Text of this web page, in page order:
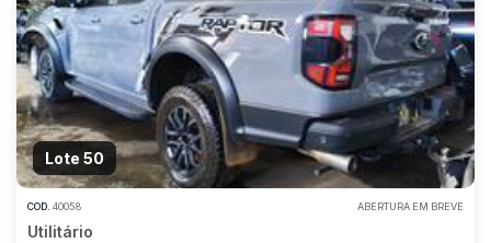
Lote 50
COD. 40058 ABERTURA EM BREVE
Utilitário